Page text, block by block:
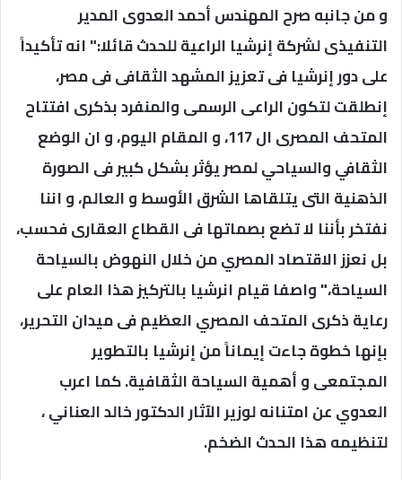
و من جانبه صرح المهندس أحمد العدوى المدير
التنفيذى لشركة إنرشيا الراعية للحدث قائلا:" انه تأكيداً
على دور إنرشيا فى تعزيز المشهد الثقافى فى مصر،
إنطلقت لتكون الراعى الرسمى والمنفرد بذكرى افتتاح
المتحف المصرى ال 117، و المقام اليوم، و ان الوضع
الثقافي والسياحي لمصر يؤثر بشكل كبير فى الصورة
الذهنية التى يتلقاها الشرق الأوسط و العالم، و اننا
نفتخر بأننا لا تضع بصماتها فى القطاع العقارى فحسب،
بل نعزز الاقتصاد المصري من خلال النهوض بالسياحة
السياحة،" واصفا قيام انرشيا بالتركيز هذا العام على
رعاية ذكرى المتحف المصري العظيم فى ميدان التحرير،
بإنها خطوة جاءت إيماناً من إنرشيا بالتطوير
المجتمعى و أهمية السياحة الثقافية. كما اعرب
العدوي عن امتنانه لوزير الآثار الدكتور خالد العناني ،
لتنظيمه هذا الحدث الضخم.